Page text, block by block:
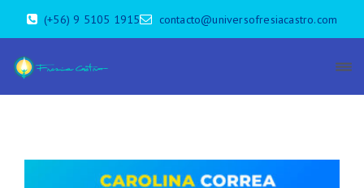
(+56) 9 5105 1915 contacto@universofresiacastro.com